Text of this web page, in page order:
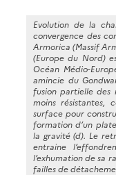
Evolution de la
convergence des
Armorica (Massif
(Europe du Nord)
Océan Médio-
amincie du
fusion partielle des
moins résistantes,
surface pour
formation d’un
la gravité (d). Le
entraine
l’exhumation de sa
failles de